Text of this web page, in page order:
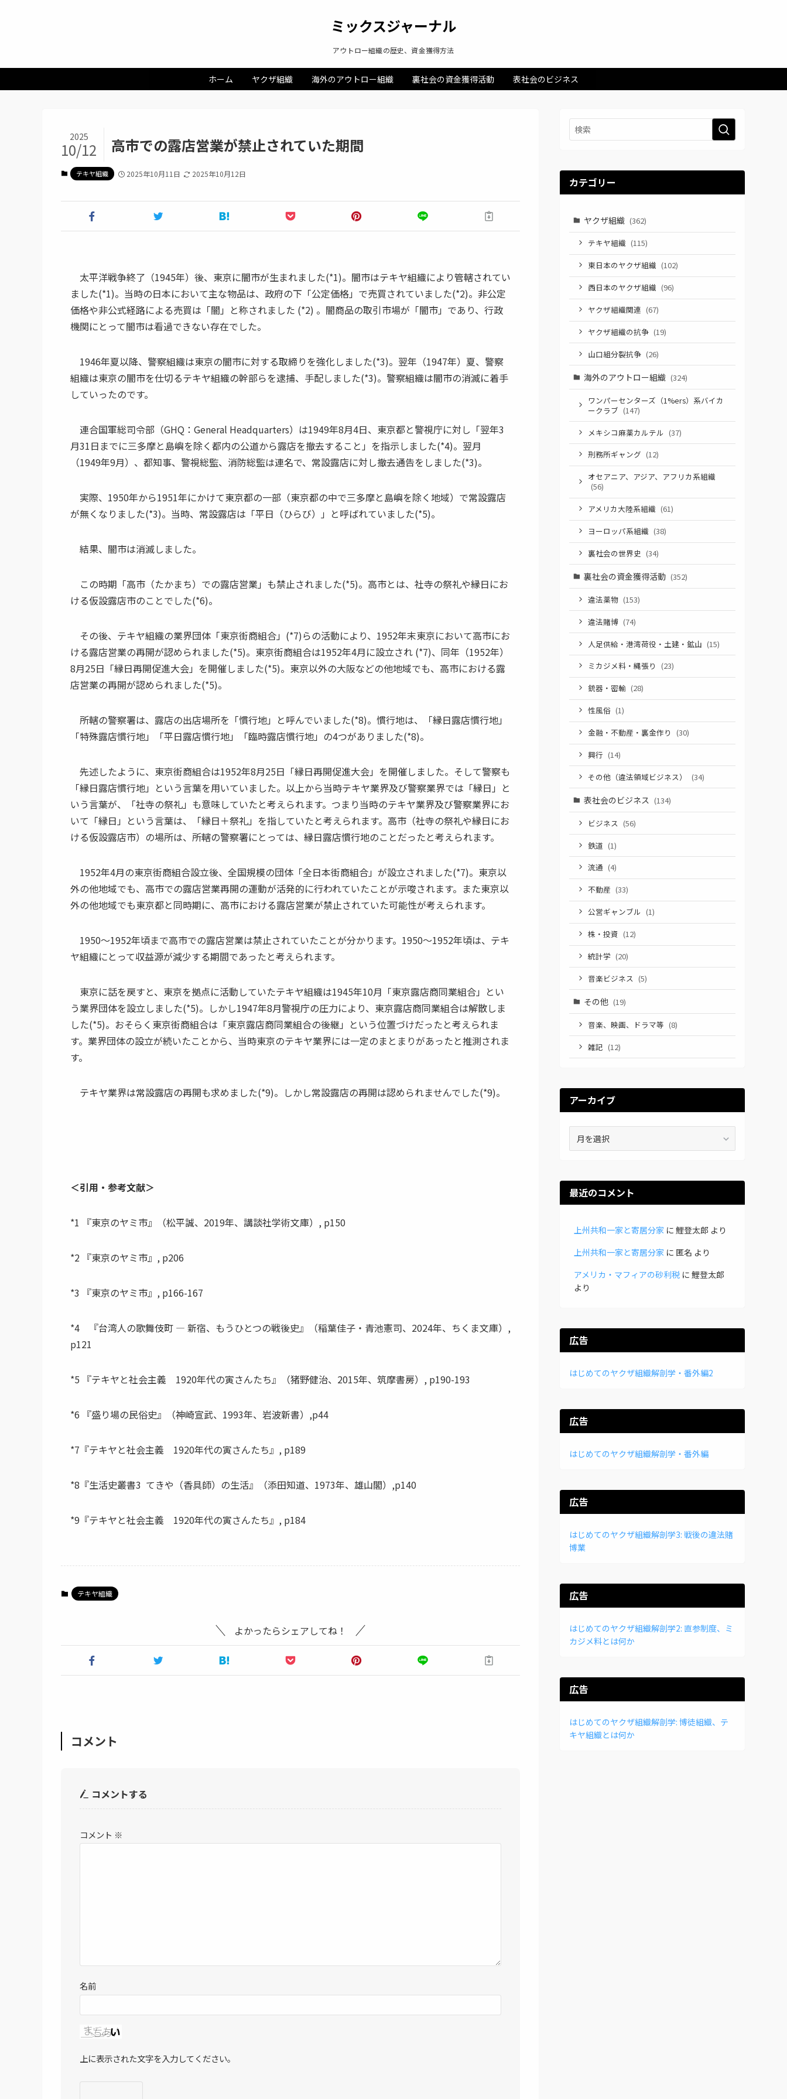
ミックスジャーナル
アウトロー組織の歴史、資金獲得方法
ホーム ヤクザ組織 海外のアウトロー組織 裏社会の資金獲得活動 表社会のビジネス
高市での露店営業が禁止されていた期間
2025
10/12
テキヤ組織 2025年10月11日 2025年10月12日
太平洋戦争終了（1945年）後、東京に闇市が生まれました(*1)。闇市はテキヤ組織により管轄されてい
ました(*1)。当時の日本において主な物品は、政府の下「公定価格」で売買されていました(*2)。非公定
価格や非公式経路による売買は「闇」と称されました (*2) 。闇商品の取引市場が「闇市」であり、行政
機関にとって闇市は看過できない存在でした。
1946年夏以降、警察組織は東京の闇市に対する取締りを強化しました(*3)。翌年（1947年）夏、警察
組織は東京の闇市を仕切るテキヤ組織の幹部らを逮捕、手配しました(*3)。警察組織は闇市の消滅に着手
していったのです。
連合国軍総司令部（GHQ：General Headquarters）は1949年8月4日、東京都と警視庁に対し「翌年3
月31日までに三多摩と島嶼を除く都内の公道から露店を撤去すること」を指示しました(*4)。翌月
（1949年9月）、都知事、警視総監、消防総監は連名で、常設露店に対し撤去通告をしました(*3)。
実際、1950年から1951年にかけて東京都の一部（東京都の中で三多摩と島嶼を除く地域）で常設露店
が無くなりました(*3)。当時、常設露店は「平日（ひらび）」と呼ばれていました(*5)。
結果、闇市は消滅しました。
この時期「高市（たかまち）での露店営業」も禁止されました(*5)。高市とは、社寺の祭礼や縁日にお
ける仮設露店市のことでした(*6)。
その後、テキヤ組織の業界団体「東京街商組合」(*7)らの活動により、1952年末東京において高市にお
ける露店営業の再開が認められました(*5)。東京街商組合は1952年4月に設立され (*7)、同年（1952年）
8月25日「縁日再開促進大会」を開催しました(*5)。東京以外の大阪などの他地域でも、高市における露
店営業の再開が認められました(*5)。
所轄の警察署は、露店の出店場所を「慣行地」と呼んでいました(*8)。慣行地は、「縁日露店慣行地」
「特殊露店慣行地」「平日露店慣行地」「臨時露店慣行地」の4つがありました(*8)。
先述したように、東京街商組合は1952年8月25日「縁日再開促進大会」を開催しました。そして警察も
「縁日露店慣行地」という言葉を用いていました。以上から当時テキヤ業界及び警察業界では「縁日」と
いう言葉が、「社寺の祭礼」も意味していたと考えられます。つまり当時のテキヤ業界及び警察業界にお
いて「縁日」という言葉は、「縁日＋祭礼」を指していたと考えられます。高市（社寺の祭礼や縁日にお
ける仮設露店市）の場所は、所轄の警察署にとっては、縁日露店慣行地のことだったと考えられます。
1952年4月の東京街商組合設立後、全国規模の団体「全日本街商組合」が設立されました(*7)。東京以
外の他地域でも、高市での露店営業再開の運動が活発的に行われていたことが示唆されます。また東京以
外の他地域でも東京都と同時期に、高市における露店営業が禁止されていた可能性が考えられます。
1950～1952年頃まで高市での露店営業は禁止されていたことが分かります。1950～1952年頃は、テキ
ヤ組織にとって収益源が減少する期間であったと考えられます。
東京に話を戻すと、東京を拠点に活動していたテキヤ組織は1945年10月「東京露店商同業組合」とい
う業界団体を設立しました(*5)。しかし1947年8月警視庁の圧力により、東京露店商同業組合は解散しま
した(*5)。おそらく東京街商組合は「東京露店商同業組合の後継」という位置づけだったと考えられま
す。業界団体の設立が続いたことから、当時東京のテキヤ業界には一定のまとまりがあったと推測されま
す。
テキヤ業界は常設露店の再開も求めました(*9)。しかし常設露店の再開は認められませんでした(*9)。
＜引用・参考文献＞
*1 『東京のヤミ市』（松平誠、2019年、講談社学術文庫）, p150
*2 『東京のヤミ市』, p206
*3 『東京のヤミ市』, p166-167
*4 『台湾人の歌舞伎町 ― 新宿、もうひとつの戦後史』（稲葉佳子・青池憲司、2024年、ちくま文庫）,
p121
*5 『テキヤと社会主義 1920年代の寅さんたち』（猪野健治、2015年、筑摩書房）, p190-193
*6 『盛り場の民俗史』（神崎宣武、1993年、岩波新書）,p44
*7『テキヤと社会主義 1920年代の寅さんたち』, p189
*8『生活史叢書3 てきや（香具師）の生活』（添田知道、1973年、雄山閣）,p140
*9『テキヤと社会主義 1920年代の寅さんたち』, p184
テキヤ組織
よかったらシェアしてね！
コメント
コメントする
コメント ※
名前
上に表示された文字を入力してください。
カテゴリー
ヤクザ組織 (362)
テキヤ組織 (115)
東日本のヤクザ組織 (102)
西日本のヤクザ組織 (96)
ヤクザ組織関連 (67)
ヤクザ組織の抗争 (19)
山口組分裂抗争 (26)
海外のアウトロー組織 (324)
ワンパーセンターズ（1%ers）系バイカ
ークラブ (147)
メキシコ麻薬カルテル (37)
刑務所ギャング (12)
オセアニア、アジア、アフリカ系組織
(56)
アメリカ大陸系組織 (61)
ヨーロッパ系組織 (38)
裏社会の世界史 (34)
裏社会の資金獲得活動 (352)
違法薬物 (153)
違法賭博 (74)
人足供給・港湾荷役・土建・鉱山 (15)
ミカジメ料・縄張り
(23)
銃器・密輸 (28)
性風俗 (1)
金融・不動産・裏金作り
(30)
興行 (14)
その他（違法領域ビジネス）
(34)
表社会のビジネス (134)
ビジネス (56)
鉄道 (1)
流通 (4)
不動産 (33)
公営ギャンブル (1)
株・投資 (12)
統計学 (20)
音楽ビジネス (5)
その他 (19)
音楽、映画、ドラマ等 (8)
雑記 (12)
アーカイブ
ブ
最近のコメント
上州共和一家と寄居分家 に 鯉登太郎 より
上州共和一家と寄居分家 に 匿名 より
アメリカ・マフィアの砂利税 に 鯉登太郎
より
広告
はじめてのヤクザ組織解剖学・番外編2
広告
はじめてのヤクザ組織解剖学・番外編
広告
はじめてのヤクザ組織解剖学3: 戦後の違法賭
博業
広告
はじめてのヤクザ組織解剖学2: 直参制度、ミ
カジメ料とは何か
広告
はじめてのヤクザ組織解剖学: 博徒組織、テ
キヤ組織とは何か